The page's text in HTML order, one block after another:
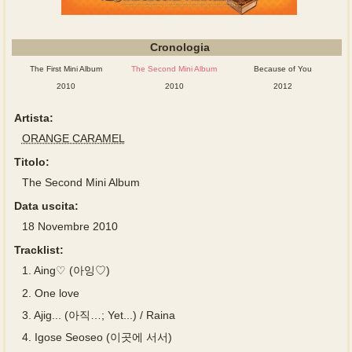
Cronologia
The First Mini Album
2010
The Second Mini Album
2010
Because of You
2012
Artista:
ORANGE CARAMEL
Titolo:
The Second Mini Album
Data uscita:
18 Novembre 2010
Tracklist:
1.
Aing♡ (아잉♡)
2. One love
3. Ajig... (아직…; Yet...) / Raina
4. Igose Seoseo (이곳에 서서)